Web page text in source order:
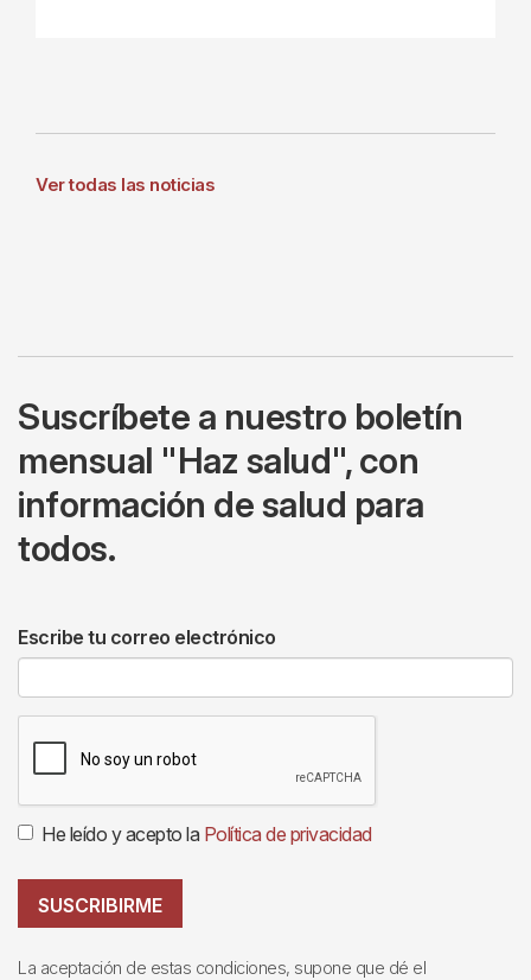
Ver todas las noticias
Suscríbete a nuestro boletín
mensual "Haz salud", con
información de salud para
todos.
Escribe tu correo electrónico
He leído y acepto la Política de privacidad
SUSCRIBIRME
La aceptación de estas condiciones, supone que dé el